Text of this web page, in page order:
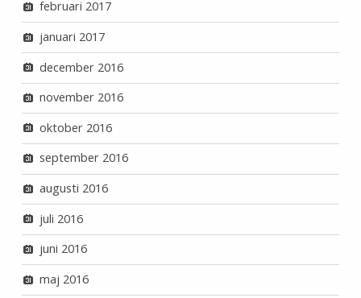
februari 2017
januari 2017
december 2016
november 2016
oktober 2016
september 2016
augusti 2016
juli 2016
juni 2016
maj 2016